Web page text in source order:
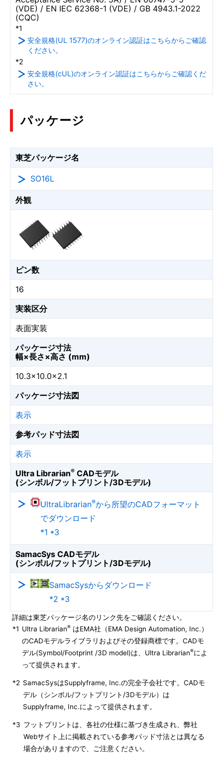
(VDE) / EN IEC 62368-1 (VDE) / GB 4943.1-2022
(CQC)
*1
安全規格(UL 1577)のオンライン認証はこちらからご確認
ください。
*2
安全規格(cUL)のオンライン認証はこちらからご確認くだ
さい。
パッケージ
東芝パッケージ名
SO16L
外観
ピン数
16
実装区分
表面実装
パッケージ寸法
幅×長さ×高さ (mm)
10.3×10.0×2.1
パッケージ寸法図
表示
参考パッド寸法図
表示
Ultra Librarian® CADモデル
(シンボル/フットプリント/3Dモデル)
UltraLibrarian®から所望のCADフォーマット
でダウンロード
*1 *3
SamacSys CADモデル
(シンボル/フットプリント/3Dモデル)
SamacSysからダウンロード
*2 *3
詳細は東芝パッケージ名のリンク先をご確認ください。
*1 Ultra Librarian® はEMA社（EMA Design Automation, Inc.）
のCADモデルライブラリおよびその登録商標です。CADモ
デル(Symbol/Footprint /3D model)は、Ultra Librarian®によ
って提供されます。
*2 SamacSysはSupplyframe, Inc.の完全子会社です。CADモ
デル（シンボル/フットプリント/3Dモデル）は
Supplyframe, Inc.によって提供されます。
*3 フットプリントは、各社の仕様に基づき生成され、弊社
Webサイト上に掲載されている参考パッド寸法とは異なる
場合がありますので、ご注意ください。